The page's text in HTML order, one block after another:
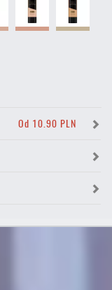
Od 10.90 PLN